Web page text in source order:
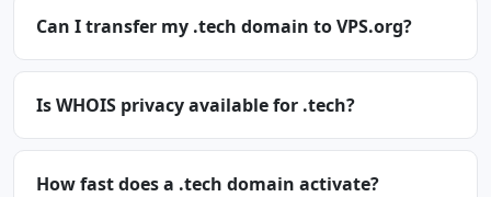
Can I transfer my .tech domain to VPS.org?
Is WHOIS privacy available for .tech?
How fast does a .tech domain activate?